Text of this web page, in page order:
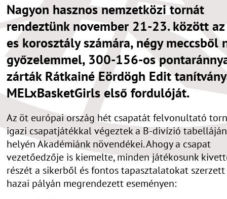
Nagyon hasznos nemzetközi tornát
rendeztünk november 21-23. között
es korosztály számára, négy meccsből
győzelemmel, 300-156-os
zárták Rátkainé Eördögh Edit
MELxBasketGirls első fordulóját.
Az öt európai ország hét csapatát felvonultató
igazi csapatjátékkal végeztek a B-divízió
helyén Akadémiánk növendékei. Ahogy a csapat
vezetőedzője is kiemelte, minden játékosunk
részét a sikerből és fontos tapasztalatokat szerzett
hazai pályán megrendezett eseményen: